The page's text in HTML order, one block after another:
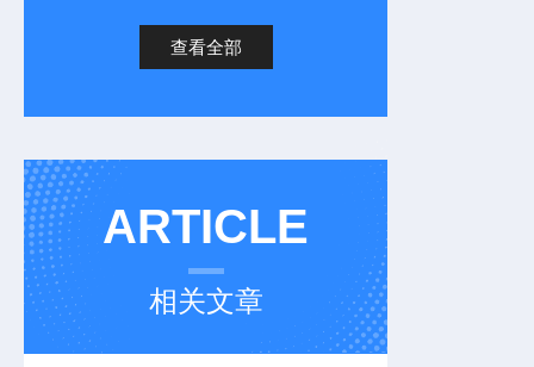
查看全部
ARTICLE
相关文章